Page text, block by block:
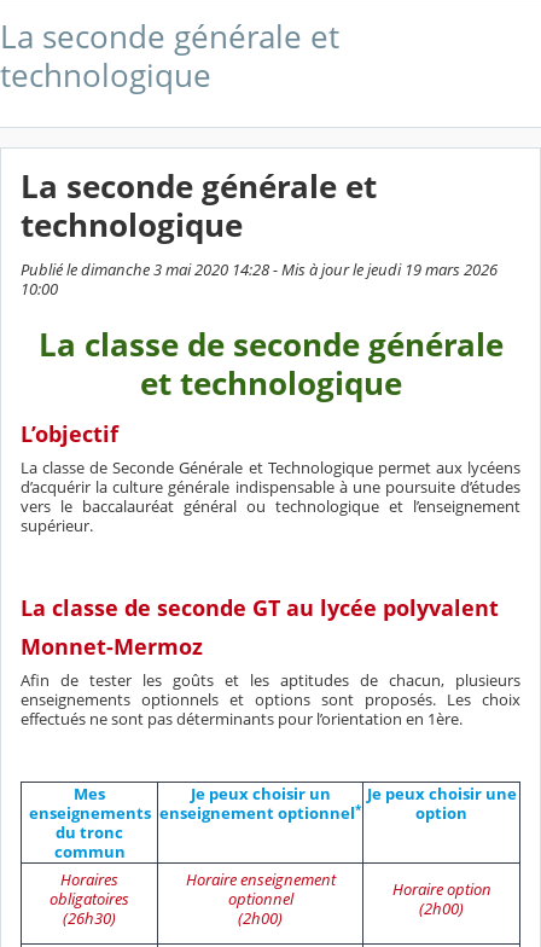
La seconde générale et
technologique
La seconde générale et
technologique
Publié le dimanche 3 mai 2020 14:28 - Mis à jour le jeudi 19 mars 2026
10:00
La classe de seconde générale
et technologique
L’objectif
La classe de Seconde Générale et Technologique permet aux lycéens
d’acquérir la culture générale indispensable à une poursuite d’études
vers le baccalauréat général ou technologique et l’enseignement
supérieur.
La classe de seconde GT au lycée polyvalent
Monnet-Mermoz
Afin de tester les goûts et les aptitudes de chacun, plusieurs
enseignements optionnels et options sont proposés. Les choix
effectués ne sont pas déterminants pour l’orientation en 1ère.
Mes
enseignements
du tronc
commun
Je peux choisir un
enseignement optionnel*
Je peux choisir une
option
Horaires
obligatoires
(26h30)
Horaire enseignement
optionnel
(2h00)
Horaire option
(2h00)